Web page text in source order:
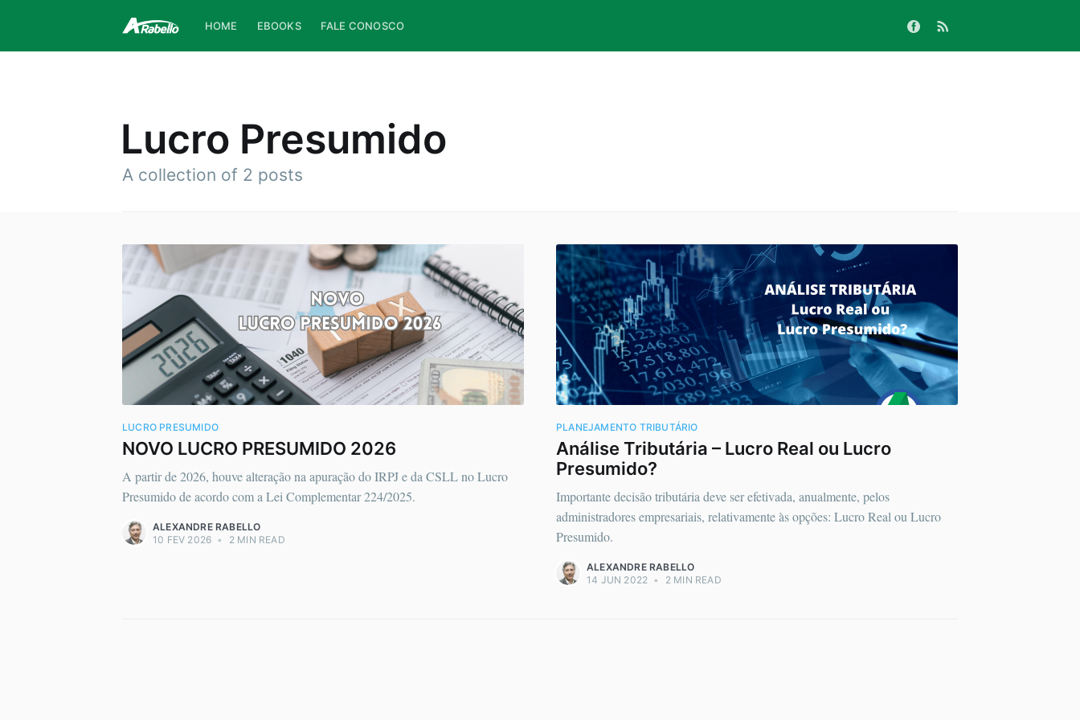
HOME EBOOKS FALE CONOSCO
Lucro Presumido
A collection of 2 posts
LUCRO PRESUMIDO
NOVO LUCRO PRESUMIDO 2026
A partir de 2026, houve alteração na apuração do IRPJ e da CSLL no Lucro
Presumido de acordo com a Lei Complementar 224/2025.
ALEXANDRE RABELLO
10 FEV 2026 • 2 MIN READ
PLANEJAMENTO TRIBUTÁRIO
Análise Tributária – Lucro Real ou Lucro
Presumido?
Importante decisão tributária deve ser efetivada, anualmente, pelos
administradores empresariais, relativamente às opções: Lucro Real ou Lucro
Presumido.
ALEXANDRE RABELLO
14 JUN 2022 • 2 MIN READ